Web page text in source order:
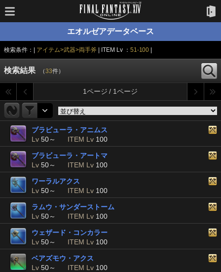
エオルゼアデータベース
検索条件：| アイテム>武器>両手斧 | ITEM Lv ： 51-100
検索結果 （33件）
1ページ / 1ページ
ブラビューラ・アニムス
Lv 50～ ITEM Lv 100
ブラビューラ・アートマ
Lv 50～ ITEM Lv 100
ワーラルアクス
Lv 50～ ITEM Lv 100
ラムウ・サンダーストーム
Lv 50～ ITEM Lv 100
ウェザード・コンカラー
Lv 50～ ITEM Lv 100
ベアズモウ・アクス
Lv 50～ ITEM Lv 100